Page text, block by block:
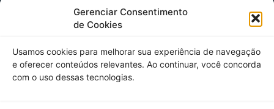
Gerenciar Consentimento
de Cookies
Usamos cookies para melhorar sua experiência de navegação
e oferecer conteúdos relevantes. Ao continuar, você concorda
com o uso dessas tecnologias.
Aproveite! Site não-oficial.
SIGA-NOS